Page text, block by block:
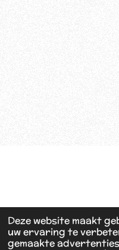
Deze website maakt
uw ervaring te
gemaakte